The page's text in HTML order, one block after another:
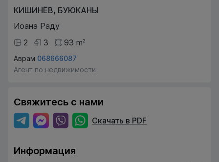
КИШИНЁВ, БУЮКАНЫ
Иоана Раду
2
3 93 m2
Аврам 068666087
Агент по недвижимости
Свяжитесь с нами
Скачать в PDF
Информация